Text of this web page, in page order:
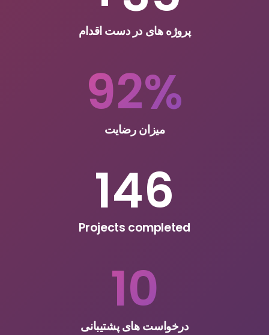
پروژه های در دست اقدام
92%
میزان رضایت
146
Projects completed
10
درخواست های پشتیبانی